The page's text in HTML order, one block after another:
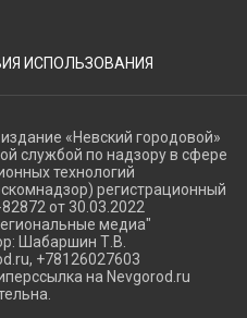
ИСПОЛЬЗОВАНИЯ
«Невский городовой»
службой по надзору в сфере
технологий
регистрационный
от 30.03.2022
медиа"
Шабаршин Т.В.
+78126027603
на Nevgorod.ru